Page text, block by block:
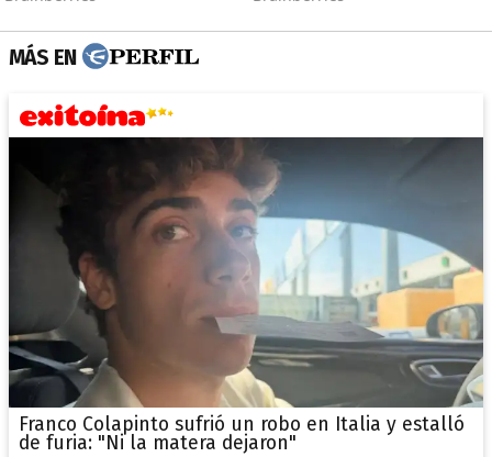
MÁS EN
Franco Colapinto sufrió un robo en Italia y estalló
de furia: "Ni la matera dejaron"